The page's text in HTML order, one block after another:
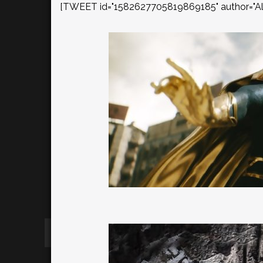
[TWEET id="1582627705819869185"